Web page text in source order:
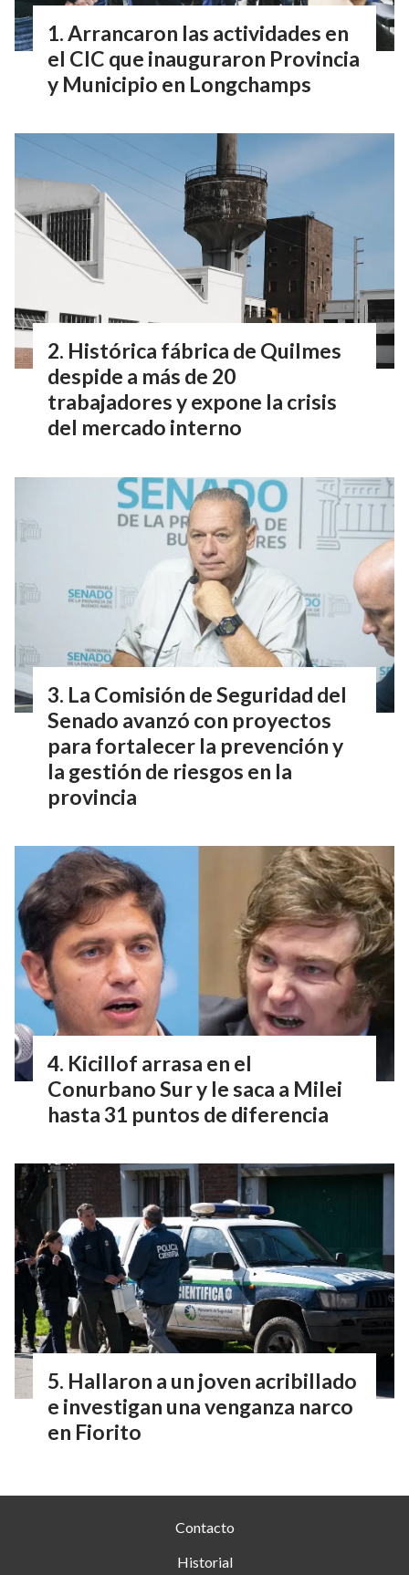
Arrancaron las actividades en
el CIC que inauguraron Provincia
y Municipio en Longchamps
Histórica fábrica de Quilmes
despide a más de 20
trabajadores y expone la crisis
del mercado interno
La Comisión de Seguridad del
Senado avanzó con proyectos
para fortalecer la prevención y
la gestión de riesgos en la
provincia
Kicillof arrasa en el
Conurbano Sur y le saca a Milei
hasta 31 puntos de diferencia
Hallaron a un joven acribillado
e investigan una venganza narco
en Fiorito
Contacto
Historial